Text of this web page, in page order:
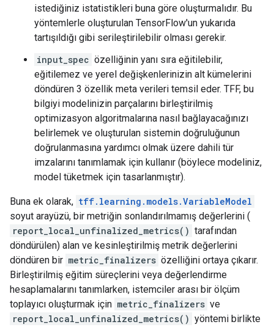
istediğiniz istatistikleri buna göre oluşturmalıdır. Bu
yöntemlerle oluşturulan TensorFlow'un yukarıda
tartışıldığı gibi serileştirilebilir olması gerekir.
input_spec özelliğinin yanı sıra eğitilebilir,
eğitilemez ve yerel değişkenlerinizin alt kümelerini
döndüren 3 özellik meta verileri temsil eder. TFF, bu
bilgiyi modelinizin parçalarını birleştirilmiş
optimizasyon algoritmalarına nasıl bağlayacağınızı
belirlemek ve oluşturulan sistemin doğruluğunun
doğrulanmasına yardımcı olmak üzere dahili tür
imzalarını tanımlamak için kullanır (böylece modeliniz,
model tüketmek için tasarlanmıştır).
Buna ek olarak, tff.learning.models.VariableModel
soyut arayüzü, bir metriğin sonlandırılmamış değerlerini (
report_local_unfinalized_metrics() tarafından
döndürülen) alan ve kesinleştirilmiş metrik değerlerini
döndüren bir metric_finalizers özelliğini ortaya çıkarır.
Birleştirilmiş eğitim süreçlerini veya değerlendirme
hesaplamalarını tanımlarken, istemciler arası bir ölçüm
toplayıcı oluşturmak için metric_finalizers ve
report_local_unfinalized_metrics() yöntemi birlikte